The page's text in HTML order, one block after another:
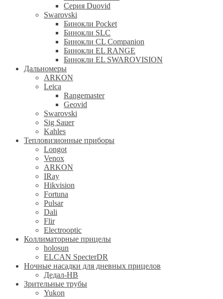
Серия Duovid
Swarovski
Бинокли Pocket
Бинокли SLC
Бинокли CL Companion
Бинокли EL RANGE
Бинокли EL SWAROVISION
Дальномеры
ARKON
Leica
Rangemaster
Geovid
Swarovski
Sig Sauer
Kahles
Тепловизионные приборы
Longot
Venox
ARKON
IRay
Hikvision
Fortuna
Pulsar
Dali
Flir
Electrooptic
Коллиматорные прицелы
holosun
ELCAN SpecterDR
Ночные насадки для дневных прицелов
Дедал-НВ
Зрительные трубы
Yukon